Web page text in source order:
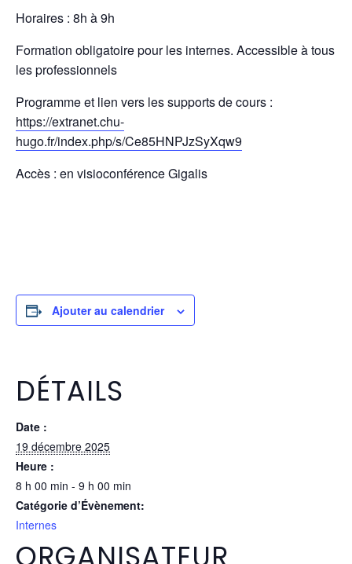
Horaires : 8h à 9h
Formation obligatoire pour les internes. Accessible à tous
les professionnels
Programme et lien vers les supports de cours :
https://extranet.chu-
hugo.fr/index.php/s/Ce85HNPJzSyXqw9
Accès : en visioconférence Gigalis
Ajouter au calendrier
DÉTAILS
Date :
19 décembre 2025
Heure :
8 h 00 min - 9 h 00 min
Catégorie d’Évènement:
Internes